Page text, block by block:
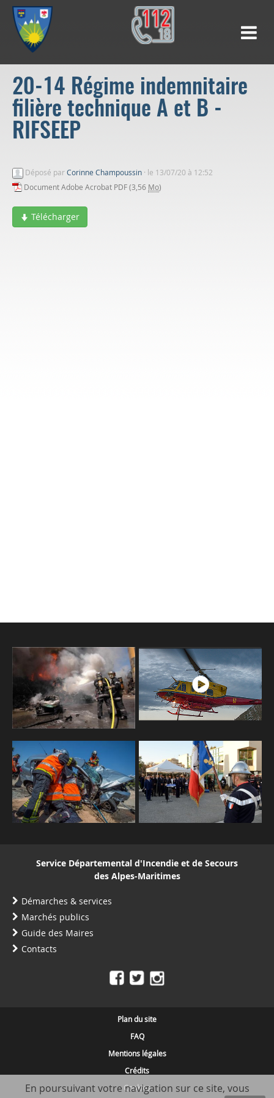
20-14 Régime indemnitaire
filière technique A et B -
RIFSEEP
Déposé parCorinne Champoussin · le 13/07/20 à 12:52
Document Adobe Acrobat PDF (3,56 Mo)
Télécharger
Service Départemental d'Incendie et de Secours
des Alpes-Maritimes
Démarches & services
Marchés publics
Guide des Maires
Contacts
Plan du site
FAQ
Mentions légales
Crédits
Cookies
En poursuivant votre navigation sur ce site, vous